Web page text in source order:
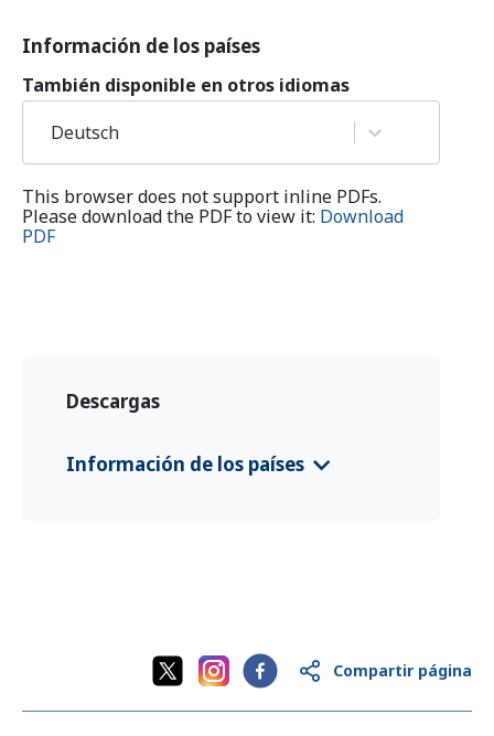
Información de los países
También disponible en otros idiomas
Deutsch
This browser does not support inline PDFs.
Please download the PDF to view it: Download
PDF
Descargas
Información de los países
Compartir página